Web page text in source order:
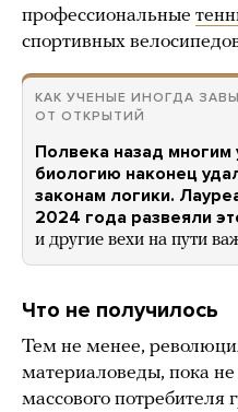
профессиональные
спортивных
КАК УЧЕНЫЕ ИНОГДА
ОТ ОТКРЫТИЙ
Полвека назад многим
биологию наконец
законам логики.
2024 года развеяли
и другие вехи на пути
Что не получилось
Тем не менее,
материаловеды, пока
массового потребителя